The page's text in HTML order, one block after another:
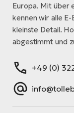
Europa. Mit über
kennen wir alle
kleinste Detail.
abgestimmt und
+49 (0)